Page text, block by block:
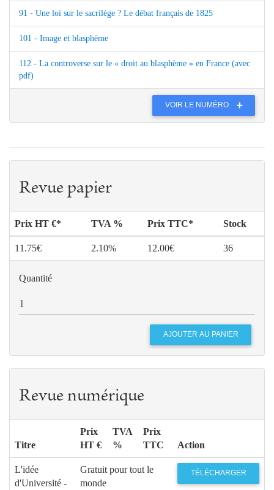
91 - Une loi sur le sacrilège ? Le débat français de 1825
101 - Image et blasphème
112 - La controverse sur le « droit au blasphème » en France (avec
pdf)
VOIR LE NUMÉRO
Revue papier
Prix HT €* TVA % Prix TTC* Stock
11.75€ 2.10% 12.00€ 36
Quantité
Revue numérique
Titre
Prix
HT €
TVA
%
Prix
TTC
Action
L'idée
d'Université -
Gratuit pour tout le
monde
TÉLÉCHARGER